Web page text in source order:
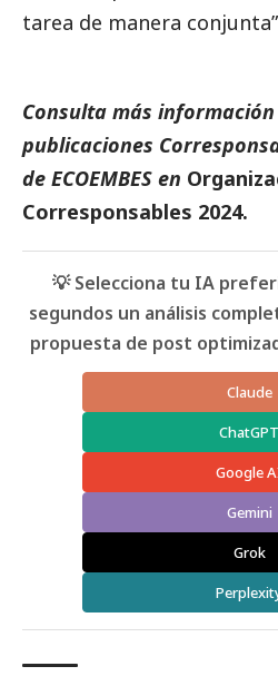
tarea de manera
Consulta más
publicaciones
de ECOEMBES en
Corresponsables 2024.
💡 Selecciona tu IA
segundos un análisis
propuesta de post
Claude
ChatGPT
Google
Gemini
Grok